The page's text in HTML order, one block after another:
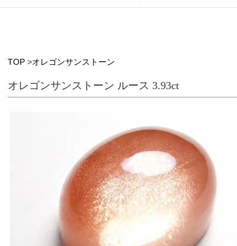
TOP >オレゴンサンストーン
オレゴンサンストーン ルース 3.93ct